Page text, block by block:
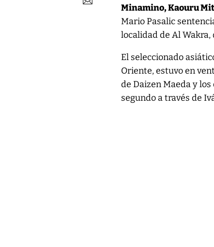
Minamino, Kaouru
Mario Pasalic
localidad de Al
El seleccionado
Oriente, estuvo en
de Daizen Maeda y
segundo a través de